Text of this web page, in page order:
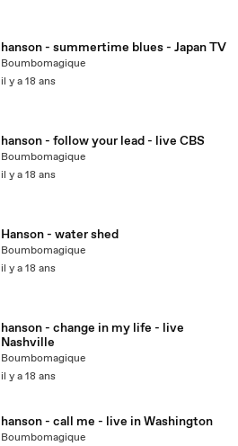
hanson - summertime blues - Japan TV
Boumbomagique
il y a 18 ans
hanson - follow your lead - live CBS
Boumbomagique
il y a 18 ans
Hanson - water shed
Boumbomagique
il y a 18 ans
hanson - change in my life - live
Nashville
Boumbomagique
il y a 18 ans
hanson - call me - live in Washington
Boumbomagique